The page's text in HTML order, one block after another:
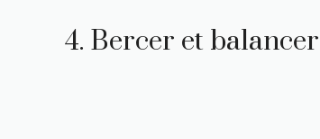
4. Bercer et balancer